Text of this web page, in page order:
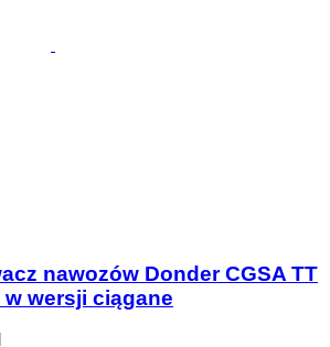
nawozów Donder CGSA TT
w wersji ciągane